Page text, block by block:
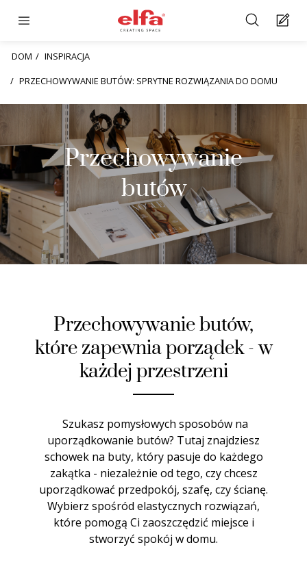
DOM
INSPIRACJA
PRZECHOWYWANIE BUTÓW: SPRYTNE ROZWIĄZANIA DO DOMU
Przechowywanie
butów
Przechowywanie butów,
które zapewnia porządek - w
każdej przestrzeni
Szukasz pomysłowych sposobów na
uporządkowanie butów? Tutaj znajdziesz
schowek na buty, który pasuje do każdego
zakątka - niezależnie od tego, czy chcesz
uporządkować przedpokój, szafę, czy ścianę.
Wybierz spośród elastycznych rozwiązań,
które pomogą Ci zaoszczędzić miejsce i
stworzyć spokój w domu.